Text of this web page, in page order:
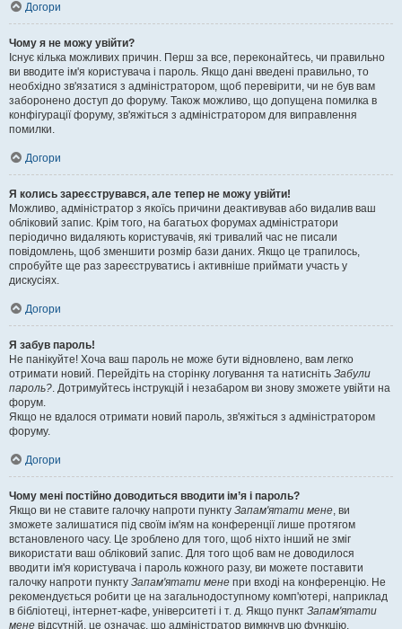
Догори
Чому я не можу увійти?
Існує кілька можливих причин. Перш за все, переконайтесь, чи правильно
ви вводите ім'я користувача і пароль. Якщо дані введені правильно, то
необхідно зв'язатися з адміністратором, щоб перевірити, чи не був вам
заборонено доступ до форуму. Також можливо, що допущена помилка в
конфігурації форуму, зв'яжіться з адміністратором для виправлення
помилки.
Догори
Я колись зареєструвався, але тепер не можу увійти!
Можливо, адміністратор з якоїсь причини деактивував або видалив ваш
обліковий запис. Крім того, на багатьох форумах адміністратори
періодично видаляють користувачів, які тривалий час не писали
повідомлень, щоб зменшити розмір бази даних. Якщо це трапилось,
спробуйте ще раз зареєструватись і активніше приймати участь у
дискусіях.
Догори
Я забув пароль!
Не панікуйте! Хоча ваш пароль не може бути відновлено, вам легко
отримати новий. Перейдіть на сторінку логування та натисніть Забули
пароль?. Дотримуйтесь інструкцій і незабаром ви знову зможете увійти на
форум.
Якщо не вдалося отримати новий пароль, зв'яжіться з адміністратором
форуму.
Догори
Чому мені постійно доводиться вводити ім’я і пароль?
Якщо ви не ставите галочку напроти пункту Запам'ятати мене, ви
зможете залишатися під своїм ім'ям на конференції лише протягом
встановленого часу. Це зроблено для того, щоб ніхто інший не зміг
використати ваш обліковий запис. Для того щоб вам не доводилося
вводити ім'я користувача і пароль кожного разу, ви можете поставити
галочку напроти пункту Запам'ятати мене при вході на конференцію. Не
рекомендується робити це на загальнодоступному комп'ютері, наприклад
в бібліотеці, інтернет-кафе, університеті і т. д. Якщо пункт Запам'ятати
мене відсутній, це означає, що адміністратор вимкнув цю функцію.